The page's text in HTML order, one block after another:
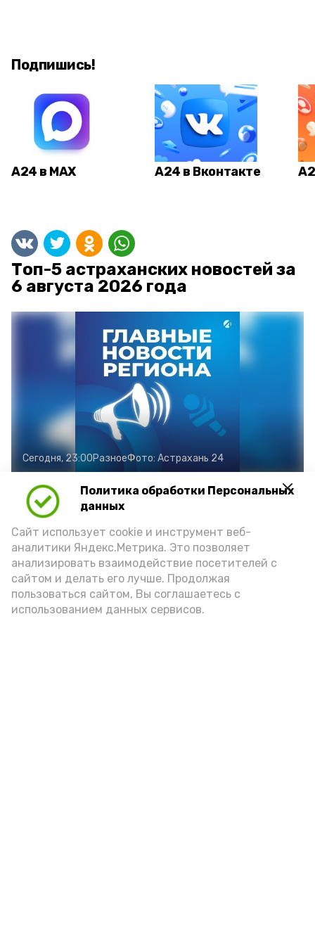
Политика обработки Персональных
данных
Сайт использует cookie и инструмент веб-
аналитики Яндекс.Метрика. Это позволяет
анализировать взаимодействие посетителей с
сайтом и делать его лучше. Продолжая
пользоваться сайтом, Вы соглашаетесь с
использованием данных сервисов.
Подпишись!
А24 в MAX А24 в Вконтакте
Топ-5 астраханских новостей за
6 августа 2026 года
Сегодня, 23:00РазноеФото: Астрахань 24
Вот что попало в пятёрку
событий дня:
Гостей Астраханской
области из Чеченской
Республики призвали